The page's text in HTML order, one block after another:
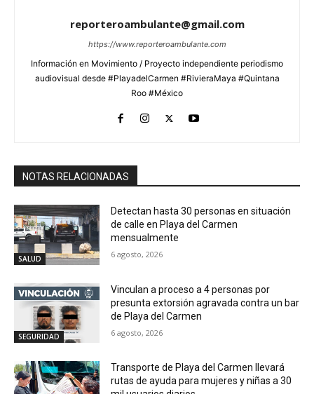
reporteroambulante@gmail.com
https://www.reporteroambulante.com
Información en Movimiento / Proyecto independiente periodismo
audiovisual desde #PlayadelCarmen #RivieraMaya #Quintana
Roo #México
NOTAS RELACIONADAS
SALUD
Detectan hasta 30 personas en situación
de calle en Playa del Carmen
mensualmente
6 agosto, 2026
SEGURIDAD
Vinculan a proceso a 4 personas por
presunta extorsión agravada contra un bar
de Playa del Carmen
6 agosto, 2026
Transporte de Playa del Carmen llevará
rutas de ayuda para mujeres y niñas a 30